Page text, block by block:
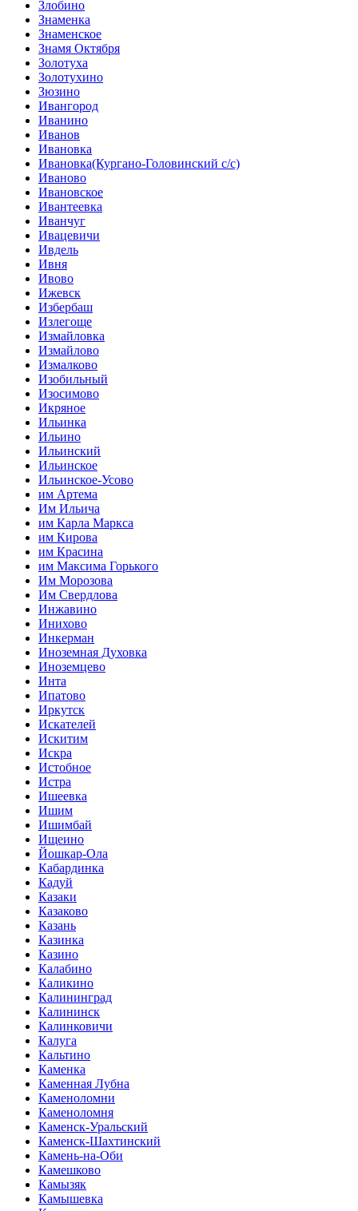
Злобино
Знаменка
Знаменское
Знамя Октября
Золотуха
Золотухино
Зюзино
Ивангород
Иванино
Иванов
Ивановка
Ивановка(Кургано-Головинский с/с)
Иваново
Ивановское
Ивантеевка
Иванчуг
Ивацевичи
Ивдель
Ивня
Ивово
Ижевск
Избербаш
Излегоще
Измайловка
Измайлово
Измалково
Изобильный
Изосимово
Икряное
Ильинка
Ильино
Ильинский
Ильинское
Ильинское-Усово
им Артема
Им Ильича
им Карла Маркса
им Кирова
им Красина
им Максима Горького
Им Морозова
Им Свердлова
Инжавино
Инихово
Инкерман
Иноземная Духовка
Иноземцево
Инта
Ипатово
Иркутск
Искателей
Искитим
Искра
Истобное
Истра
Ишеевка
Ишим
Ишимбай
Ищеино
Йошкар-Ола
Кабардинка
Кадуй
Казаки
Казаково
Казань
Казинка
Казино
Калабино
Каликино
Калининград
Калининск
Калинковичи
Калуга
Кальтино
Каменка
Каменная Лубна
Каменоломни
Каменоломня
Каменск-Уральский
Каменск-Шахтинский
Камень-на-Оби
Камешково
Камызяк
Камышевка